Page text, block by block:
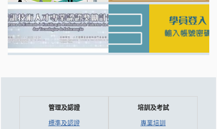
管理及認證
標準及認證
培訓及考試
專業培訓